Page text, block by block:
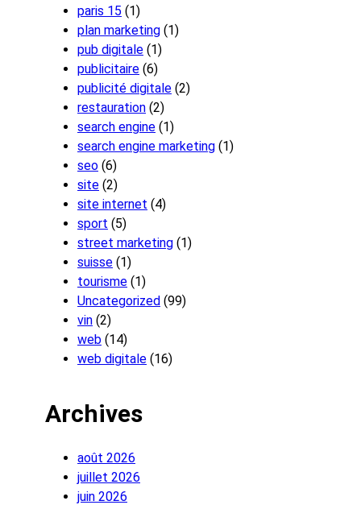
paris 15 (1)
plan marketing (1)
pub digitale (1)
publicitaire (6)
publicité digitale (2)
restauration (2)
search engine (1)
search engine marketing (1)
seo (6)
site (2)
site internet (4)
sport (5)
street marketing (1)
suisse (1)
tourisme (1)
Uncategorized (99)
vin (2)
web (14)
web digitale (16)
Archives
août 2026
juillet 2026
juin 2026